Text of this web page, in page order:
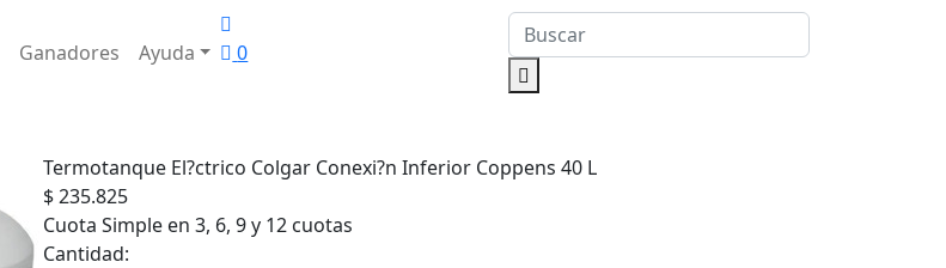
Ganadores Ayuda 0
Termotanque El?ctrico Colgar Conexi?n Inferior Coppens 40 L
$ 235.825
Cuota Simple en 3, 6, 9 y 12 cuotas
Cantidad: